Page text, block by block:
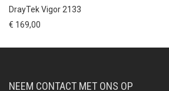
DrayTek Vigor 2133
€ 169,00
NEEM CONTACT MET ONS OP